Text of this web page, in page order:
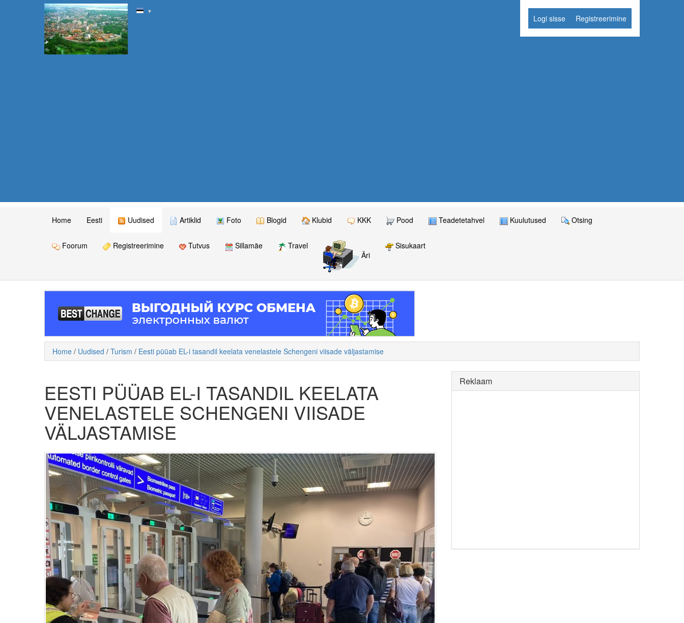
▼
Logi sisse Registreerimine
Home Eesti Uudised Artiklid Foto Blogid Klubid KKK Pood Teadetetahvel Kuulutused Otsing
Foorum Registreerimine Tutvus Sillamäe
Travel
Äri
Sisukaart
Home / Uudised / Turism / Eesti püüab EL-i tasandil keelata venelastele Schengeni viisade väljastamise
EESTI PÜÜAB EL-I TASANDIL KEELATA
VENELASTELE SCHENGENI VIISADE
VÄLJASTAMISE
Reklaam